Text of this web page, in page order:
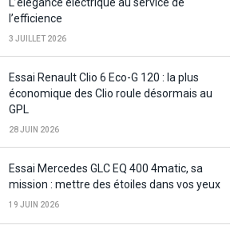
l’efficience
3 JUILLET 2026
Essai Renault Clio 6 Eco-G 120 : la plus
économique des Clio roule désormais au
GPL
28 JUIN 2026
Essai Mercedes GLC EQ 400 4matic, sa
mission : mettre des étoiles dans vos yeux
19 JUIN 2026